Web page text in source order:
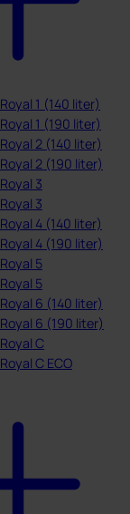
Royal 1 (140 liter)
Royal 1 (190 liter)
Royal 2 (140 liter)
Royal 2 (190 liter)
Royal 3
Royal 3
Royal 4 (140 liter)
Royal 4 (190 liter)
Royal 5
Royal 5
Royal 6 (140 liter)
Royal 6 (190 liter)
Royal C
Royal C ECO